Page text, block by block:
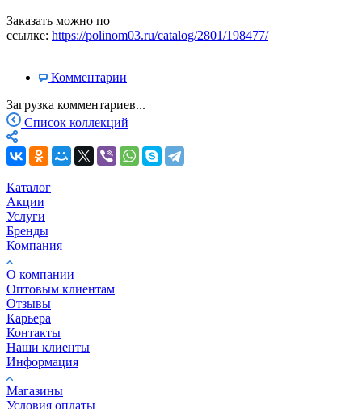
Заказать можно по
ссылке: https://polinom03.ru/catalog/2801/198477/
Комментарии
Загрузка комментариев...
Список коллекций
Каталог
Акции
Услуги
Бренды
Компания
О компании
Оптовым клиентам
Отзывы
Карьера
Контакты
Наши клиенты
Информация
Магазины
Условия оплаты